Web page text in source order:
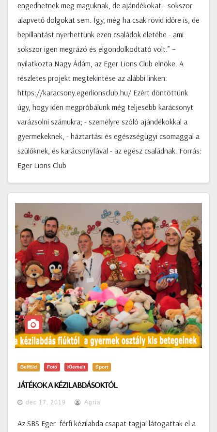
engedhetnek meg maguknak, de ajándékokat - sokszor
alapvető dolgokat sem. Így, még ha csak rövid időre is, de
bepillantást nyerhettünk ezen családok életébe - ami
sokszor igen megrázó és elgondolkodtató volt.” –
nyilatkozta Nagy Ádám, az Eger Lions Club elnöke. A
részletes projekt megtekintése az alábbi linken:
https://karacsony.egerlionsclub.hu/ Ezért döntöttünk
úgy, hogy idén megpróbálunk még teljesebb karácsonyt
varázsolni számukra; - személyre szóló ajándékokkal a
gyermekeknek, - háztartási és egészségügyi csomaggal a
szülőknek, és karácsonyfával - az egész családnak. Forrás:
Eger Lions Club
Belföld Fotó Kiemelt Sport
JÁTÉKOK A KÉZILABDÁSOKTÓL
dec 17, 2019 Agria
Az SBS Eger férfi kézilabda csapat tagjai látogattak el a